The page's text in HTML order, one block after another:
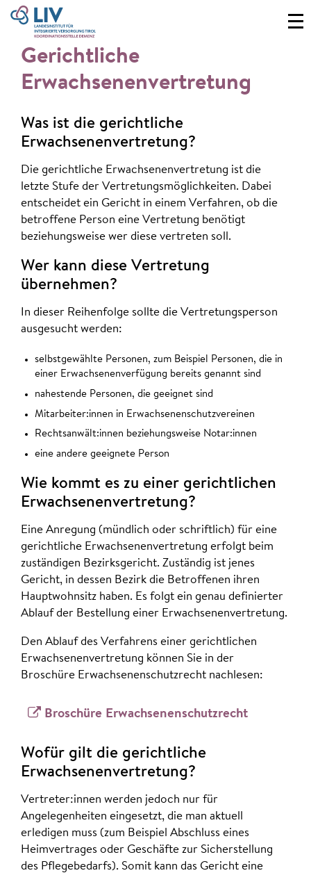
Gerichtliche
Erwachsenenvertretung
Was ist die gerichtliche
Erwachsenenvertretung?
Die gerichtliche Erwachsenenvertretung ist die
letzte Stufe der Vertretungsmöglichkeiten. Dabei
entscheidet ein Gericht in einem Verfahren, ob die
betroffene Person eine Vertretung benötigt
beziehungsweise wer diese vertreten soll.
Wer kann diese Vertretung
übernehmen?
In dieser Reihenfolge sollte die Vertretungsperson
ausgesucht werden:
selbstgewählte Personen, zum Beispiel Personen, die in
einer Erwachsenenverfügung bereits genannt sind
nahestende Personen, die geeignet sind
Mitarbeiter:innen in Erwachsenenschutzvereinen
Rechtsanwält:innen beziehungsweise Notar:innen
eine andere geeignete Person
Wie kommt es zu einer gerichtlichen
Erwachsenenvertretung?
Eine Anregung (mündlich oder schriftlich) für eine
gerichtliche Erwachsenenvertretung erfolgt beim
zuständigen Bezirksgericht. Zuständig ist jenes
Gericht, in dessen Bezirk die Betroffenen ihren
Hauptwohnsitz haben. Es folgt ein genau definierter
Ablauf der Bestellung einer Erwachsenenvertretung.
Den Ablauf des Verfahrens einer gerichtlichen
Erwachsenenvertretung können Sie in der
Broschüre Erwachsenenschutzrecht nachlesen:
Broschüre Erwachsenenschutzrecht
Wofür gilt die gerichtliche
Erwachsenenvertretung?
Vertreter:innen werden jedoch nur für
Angelegenheiten eingesetzt, die man aktuell
erledigen muss (zum Beispiel Abschluss eines
Heimvertrages oder Geschäfte zur Sicherstellung
des Pflegebedarfs). Somit kann das Gericht eine